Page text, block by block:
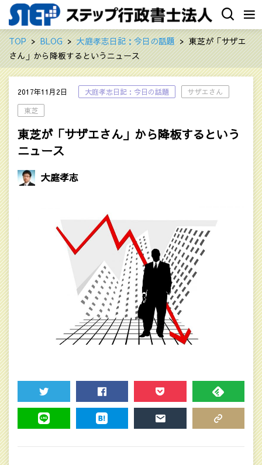
TOP BLOG 大庭孝志日記：今日の話題
東芝が「サザエ
さん」から降板するというニュース
2017年11月2日 大庭孝志日記：今日の話題
サザエさん
東芝
東芝が「サザエさん」から降板するという
ニュース
大庭孝志
TWEET SHARE POCKET FEEDLY